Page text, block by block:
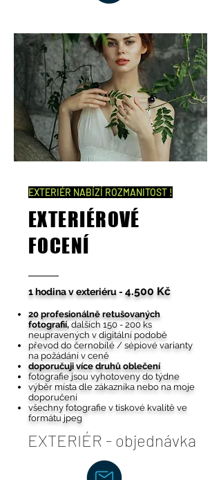
EXTERIÉR NABÍZÍ ROZMANITOST !
EXTERIÉROVÉ
FOCENÍ
1 hodina v exteriéru - 4.500 Kč
20 profesionálně retušovaných
fotografií, dalších 150 - 200 ks
neupravených v digitální podobě
převod do černobílé / sépiové varianty
na požádání v ceně
doporučuji více druhů oblečení
fotografie jsou vyhotoveny do týdne
výběr místa dle zákazníka nebo na moje
doporučení
všechny fotografie v tiskové kvalitě ve
formátu jpeg
EXTERIÉR - objednávka